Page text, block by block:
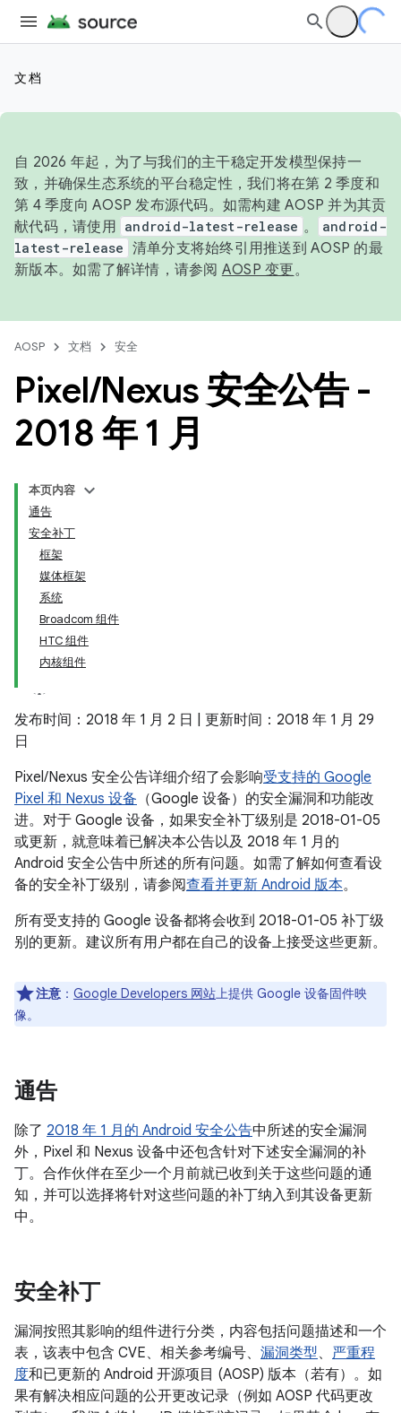
文档
自 2026 年起，为了与我们的主干稳定开发模型保持一
致，并确保生态系统的平台稳定性，我们将在第 2 季度和
第 4 季度向 AOSP 发布源代码。如需构建 AOSP 并为其贡
献代码，请使用 android-latest-release 。
android-
latest-release 清单分支将始终引用推送到 AOSP 的最
新版本。如需了解详情，请参阅 AOSP 变更。
AOSP 文档 安全
Pixel/Nexus 安全公告 -
2018 年 1 月
本页内容
通告
安全补丁
框架
媒体框架
系统
Broadcom 组件
HTC 组件
内核组件
发布时间：2018 年 1 月 2 日 | 更新时间：2018 年 1 月 29
日
Pixel/Nexus 安全公告详细介绍了会影响受支持的 Google
Pixel 和 Nexus 设备 （Google 设备）的安全漏洞和功能改
进。对于 Google 设备，如果安全补丁级别是 2018-01-05
或更新，就意味着已解决本公告以及 2018 年 1 月的
Android 安全公告中所述的所有问题。如需了解如何查看设
备的安全补丁级别，请参阅查看并更新 Android 版本。
所有受支持的 Google 设备都将会收到 2018-01-05 补丁级
别的更新。建议所有用户都在自己的设备上接受这些更新。
注意 ： Google Developers 网站上提供 Google 设备固件映
像。
通告
除了 2018 年 1 月的 Android 安全公告中所述的安全漏洞
外，Pixel 和 Nexus 设备中还包含针对下述安全漏洞的补
丁。合作伙伴在至少一个月前就已收到关于这些问题的通
知，并可以选择将针对这些问题的补丁纳入到其设备更新
中。
安全补丁
漏洞按照其影响的组件进行分类，内容包括问题描述和一个
表，该表中包含 CVE、相关参考编号、 漏洞类型、 严重程
度和已更新的 Android 开源项目 (AOSP) 版本（若有）。如
果有解决相应问题的公开更改记录（例如 AOSP 代码更改